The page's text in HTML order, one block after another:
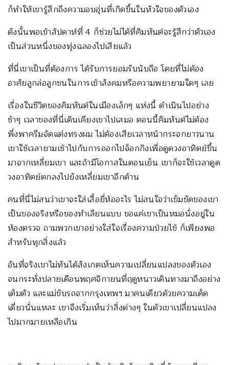
ก็ทำให้เขารู้สึกถึงความอบอุ่นที่เกิดขึ้นในหัวใจของตัวเอง
ดังนั้นพอเข้าสัปดาห์ที่ 4 ก็ช่วยไม่ได้ที่คิมหันต์จะรู้สึกว่าตัวเอง
เป็นส่วนหนึ่งของทุ่งฉลองไปเสียแล้ว
ที่นี่เขาเป็นที่ต้องการ ได้รับการยอมรับนับถือ โดยที่ไม่ต้อง
อาศัยลูกล่อลูกชนในการเข้าสังคมหรือความพยายามใดๆ เลย
เรื่องในชีวิตของคิมหันต์ในเมืองเล็กๆ แห่งนี้ ดำเนินไปอย่าง
ช้าๆ เวลาของที่นี่เดินเคียงเขาไปเสมอ ตอนนี้คิมหันต์ไม่ต้อง
พึ่งพาครีมจัดแต่งทรงผม ไม่ต้องเสียเวลาหน้ากระจกยาวนาน
เขาใช้เวลายามเช้าไปกับการออกไปจ็อกกิงเพื่อดูดวงอาทิตย์ขึ้น
มาจากเหลี่ยมเขา และถ้ามีโอกาสในตอนเย็น เขาก็จะใช้เวลาดูด
วงอาทิตย์ตกลงไปยังเหลี่ยมเขาอีกด้าน
คนที่นี่ไม่สนว่าเขาจะใส่เสื้อยี่ห้ออะไร ไม่สนใจว่าเข็มขัดของเขา
เป็นของจริงหรือของทำเลียนแบบ ขอแค่เขาเป็นหมอนั่งอยู่ใน
ห้องตรวจ ถามพวกเขาอย่างใส่ใจเรื่องความป่วยไข้ ก็เพียงพอ
สำหรับทุกสิ่งแล้ว
อันที่จริงเขาไม่ทันได้สังเกตเห็นความเปลี่ยนแปลงของตัวเอง
จนกระทั่งปลายเดือนพฤศจิกายนที่ฤดูหนาวเดินทางมาถึงอย่าง
เต็มตัว และแม่ขับรถจากกรุงเทพฯ มาคนเดียวด้วยความเด็ด
เดี่ยวนั่นแหละ เขาจึงเริ่มเห็นว่าสิ่งต่างๆ ในตัวเขาเปลี่ยนแปลง
ไปมากมายเหลือเกิน